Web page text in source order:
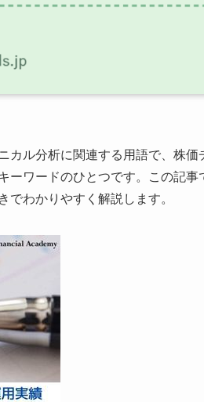
カル分析に関連する用語で、株
ーワードのひとつです。この記
でわかりやすく解説します。